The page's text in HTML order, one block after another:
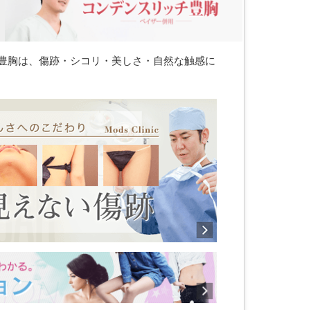
は、傷跡・シコリ・美しさ・自然な触感に